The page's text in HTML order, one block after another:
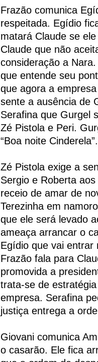
Frazão comunica
respeitada. Egídio
matará Claude se
Claude que não
consideração a
que entende seu
que agora a
sente a ausência de
Serafina que Gurgel
Zé Pistola e Peri.
“Boa noite Cinderela”.
Zé Pistola exige a
Sergio e Roberta
receio de amar de
Terezinha em
que ele será levado
ameaça arrancar o
Egídio que vai entrar
Frazão fala para
promovida a
trata-se de
empresa. Serafina
justiça entrega a
Giovani comunica
o casarão. Ele fica